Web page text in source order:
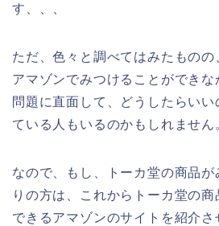
す、、、
ただ、色々と調べてはみたもの
アマゾンでみつけることができな
問題に直面して、どうしたらいい
ている人もいるのかもしれません
なので、もし、トーカ堂の商品が
りの方は、これからトーカ堂の
できるアマゾンのサイトを紹介